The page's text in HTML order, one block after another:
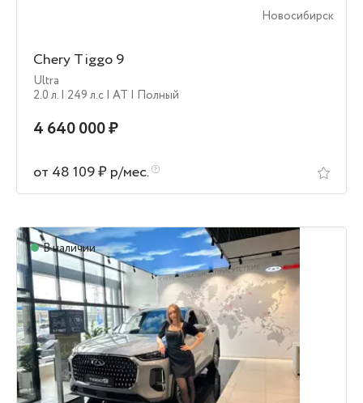
Новосибирск
Chery Tiggo 9
Ultra
2.0 л. | 249 л.c | AT | Полный
4 640 000 ₽
от 48 109 ₽ р/мес.
В наличии